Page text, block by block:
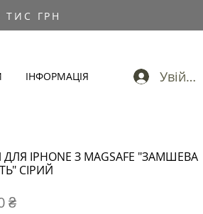
ГРН
ІНФОРМАЦІЯ Увійти
IPHONE З MAGSAFE "ЗАМШЕВА
СІРИЙ
₴Ціна